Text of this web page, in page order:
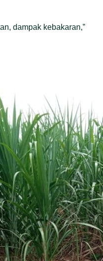
dampak kebakaran,”